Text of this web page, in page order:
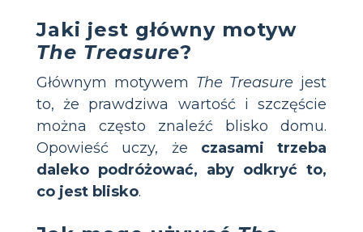
Jaki jest główny motyw
The Treasure?
Głównym motywem The Treasure jest
to, że prawdziwa wartość i szczęście
można często znaleźć blisko domu.
Opowieść uczy, że czasami trzeba
daleko podróżować, aby odkryć to,
co jest blisko.